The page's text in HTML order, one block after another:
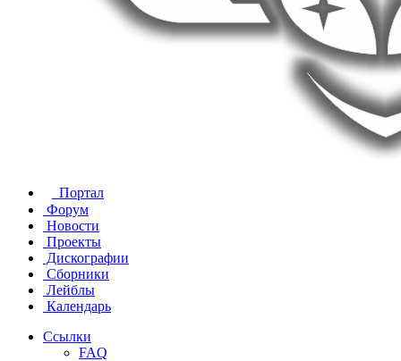
Портал
Форум
Новости
Проекты
Дискографии
Сборники
Лейблы
Календарь
Ссылки
FAQ